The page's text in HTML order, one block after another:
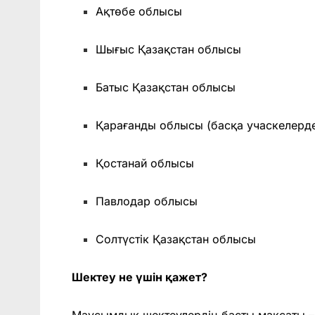
Ақтөбе облысы
Шығыс Қазақстан облысы
Батыс Қазақстан облысы
Қарағанды облысы (басқа
Қостанай облысы
Павлодар облысы
Солтүстік Қазақстан облысы
Шектеу не үшін қажет?